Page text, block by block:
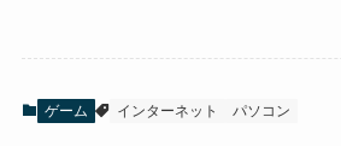
ゲーム インターネット パソコン